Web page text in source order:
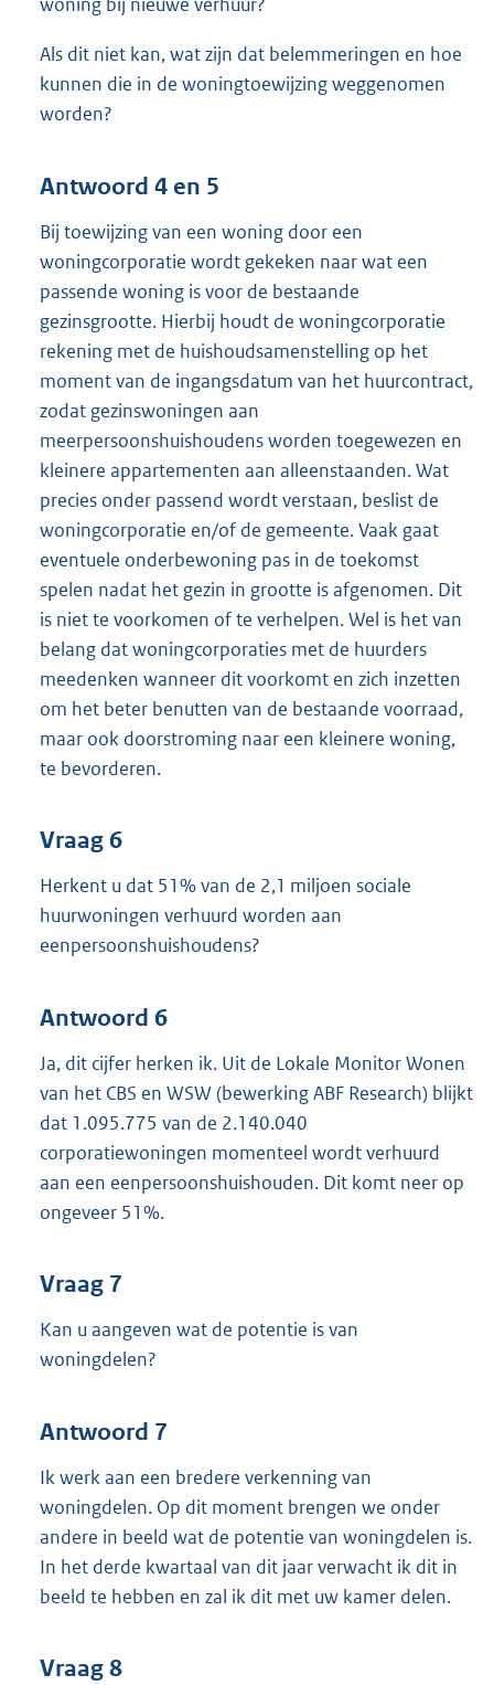
Als dit niet kan, wat zijn dat belemmeringen en hoe
kunnen die in de woningtoewijzing weggenomen
worden?
Antwoord 4 en 5
Bij toewijzing van een woning door een
woningcorporatie wordt gekeken naar wat een
passende woning is voor de bestaande
gezinsgrootte. Hierbij houdt de woningcorporatie
rekening met de huishoudsamenstelling op het
moment van de ingangsdatum van het huurcontract,
zodat gezinswoningen aan
meerpersoonshuishoudens worden toegewezen en
kleinere appartementen aan alleenstaanden. Wat
precies onder passend wordt verstaan, beslist de
woningcorporatie en/of de gemeente. Vaak gaat
eventuele onderbewoning pas in de toekomst
spelen nadat het gezin in grootte is afgenomen. Dit
is niet te voorkomen of te verhelpen. Wel is het van
belang dat woningcorporaties met de huurders
meedenken wanneer dit voorkomt en zich inzetten
om het beter benutten van de bestaande voorraad,
maar ook doorstroming naar een kleinere woning,
te bevorderen.
Vraag 6
Herkent u dat 51% van de 2,1 miljoen sociale
huurwoningen verhuurd worden aan
eenpersoonshuishoudens?
Antwoord 6
Ja, dit cijfer herken ik. Uit de Lokale Monitor Wonen
van het CBS en WSW (bewerking ABF Research) blijkt
dat 1.095.775 van de 2.140.040
corporatiewoningen momenteel wordt verhuurd
aan een eenpersoonshuishouden. Dit komt neer op
ongeveer 51%.
Vraag 7
Kan u aangeven wat de potentie is van
woningdelen?
Antwoord 7
Ik werk aan een bredere verkenning van
woningdelen. Op dit moment brengen we onder
andere in beeld wat de potentie van woningdelen is.
In het derde kwartaal van dit jaar verwacht ik dit in
beeld te hebben en zal ik dit met uw kamer delen.
Vraag 8